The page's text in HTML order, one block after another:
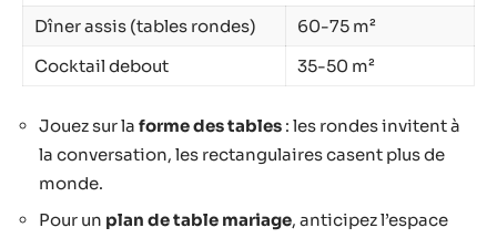
Dîner assis (tables rondes)
60-75 m²
Cocktail debout
35-50 m²
Jouez sur la forme des tables : les rondes invitent à
la conversation, les rectangulaires casent plus de
monde.
Pour un plan de table mariage, anticipez l’espace